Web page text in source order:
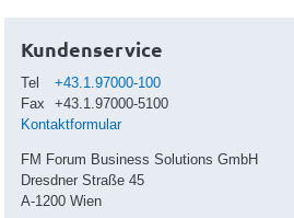
Kundenservice
Tel
+43.1.97000-100
Fax
+43.1.97000-5100
Kontaktformular
FM Forum Business Solutions GmbH
Dresdner Straße 45
A-1200 Wien